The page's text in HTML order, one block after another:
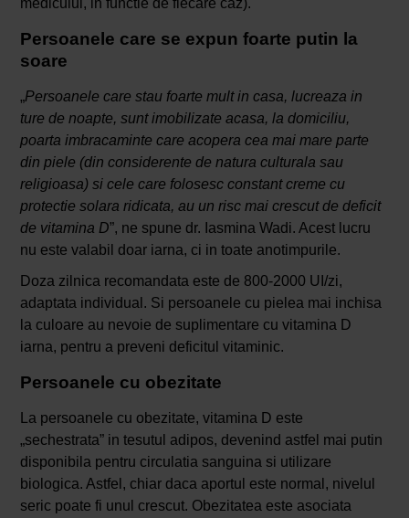
medicului, in functie de fiecare caz).
Persoanele care se expun foarte putin la
soare
„Persoanele care stau foarte mult in casa, lucreaza in
ture de noapte, sunt imobilizate acasa, la domiciliu,
poarta imbracaminte care acopera cea mai mare parte
din piele (din considerente de natura culturala sau
religioasa) si cele care folosesc constant creme cu
protectie solara ridicata, au un risc mai crescut de deficit
de vitamina D”, ne spune dr. Iasmina Wadi. Acest lucru
nu este valabil doar iarna, ci in toate anotimpurile.
Doza zilnica recomandata este de 800-2000 UI/zi,
adaptata individual. Si persoanele cu pielea mai inchisa
la culoare au nevoie de suplimentare cu vitamina D
iarna, pentru a preveni deficitul vitaminic.
Persoanele cu obezitate
La persoanele cu obezitate, vitamina D este
„sechestrata” in tesutul adipos, devenind astfel mai putin
disponibila pentru circulatia sanguina si utilizare
biologica. Astfel, chiar daca aportul este normal, nivelul
seric poate fi unul crescut. Obezitatea este asociata